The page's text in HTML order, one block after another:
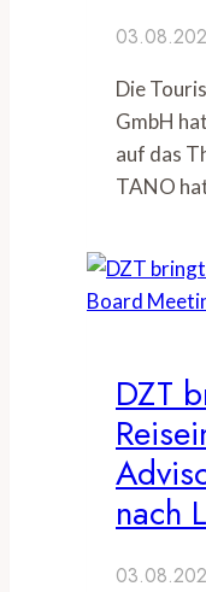
Die
GmbH
auf das
TANO
DZT
nach